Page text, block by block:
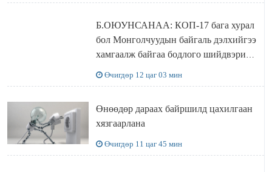
Б.ОЮУНСАНАА: КОП-17 бага хурал
бол Монголчуудын байгаль дэлхийгээ
хамгаалж байгаа бодлого шийдвэрийг
Өчигдөр 12 цаг 03 мин
Өнөөдөр дараах байршилд цахилгаан
хязгаарлана
Өчигдөр 11 цаг 45 мин